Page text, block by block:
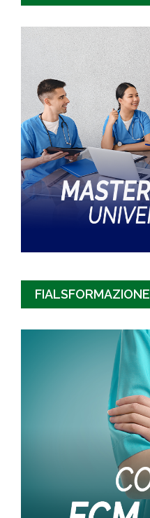
FIALSFORMAZIONE